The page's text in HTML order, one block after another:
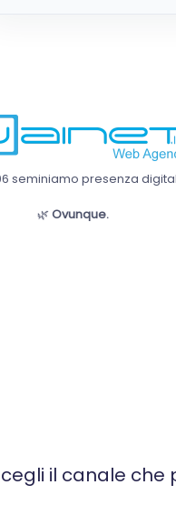
seminiamo presenza
🌿 Ovunque.
il canale